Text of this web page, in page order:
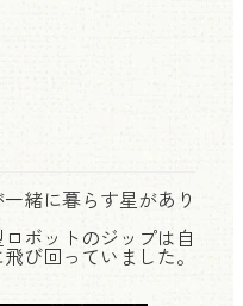
緒に暮らす星があり
ボットのジップは自
び回っていました。